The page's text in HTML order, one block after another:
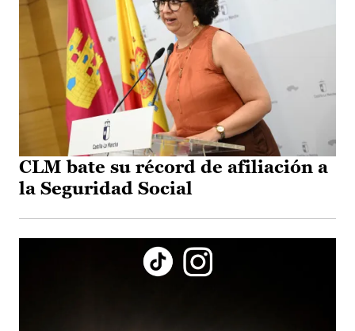
CLM bate su récord de afiliación a
la Seguridad Social